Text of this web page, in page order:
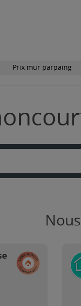
Prix mur parpaing